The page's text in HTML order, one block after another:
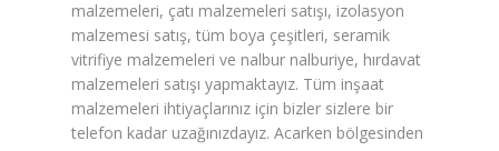
Betopan Malzemesi Satışı
Asma Tavan Malzemesi
Satışı
Asma Tavan Karolam
malzemeleri, çatı malzemeleri satışı, izolasyon
malzemesi satış, tüm boya çeşitleri, seramik
vitrifiye malzemeleri ve nalbur nalburiye, hırdavat
malzemeleri satışı yapmaktayız. Tüm inşaat
malzemeleri ihtiyaçlarınız için bizler sizlere bir
telefon kadar uzağınızdayız. Acarken bölgesinden